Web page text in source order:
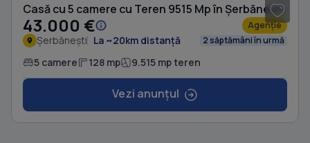
Casă cu 5 camere cu Teren 9515 Mp în Șerbănești
43.000 € Agenție
Șerbănești La ~20km distanță 2 săptămâni în urmă
5 camere 128 mp 9.515 mp teren
Vezi anunțul